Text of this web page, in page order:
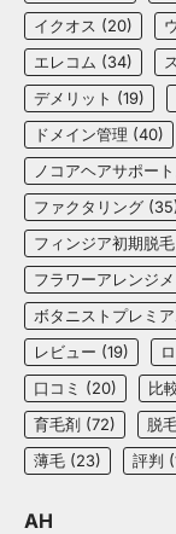
イクオス (20)
エレコム (34)
デメリット (19)
ドメイン管理 (40)
ノコアヘアサポー
ファクタリング
フィンジア初期脱毛
フラワーアレンジメ
ボタニストプレミ
レビュー (19)
口コミ (20) 比
育毛剤 (72) 脱
薄毛 (23) 評判
AH